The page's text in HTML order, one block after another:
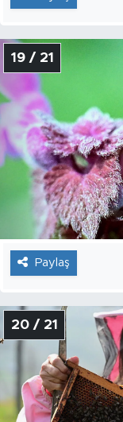
19 / 21
Paylaş
20 / 21